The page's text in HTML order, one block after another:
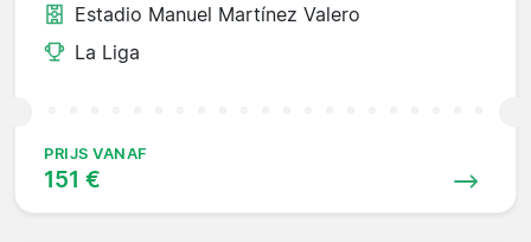
Estadio Manuel Martínez Valero
La Liga
PRIJS VANAF
151 €